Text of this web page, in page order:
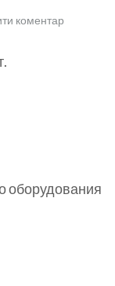
коментар
оборудования